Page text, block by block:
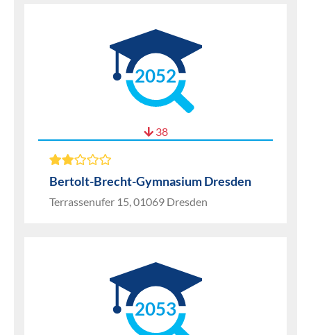
2052
38
Bertolt-Brecht-Gymnasium Dresden
Terrassenufer 15, 01069 Dresden
2053